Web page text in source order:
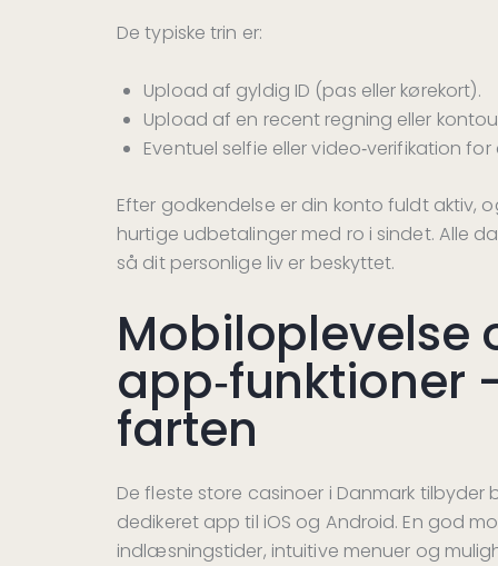
De typiske trin er:
Upload af gyldig ID (pas eller kørekort).
Upload af en recent regning eller
Eventuel selfie eller video‑verifikation for
Efter godkendelse er din konto fuldt aktiv,
hurtige udbetalinger med ro i sindet. Alle
så dit personlige liv er beskyttet.
Mobiloplevelse
app‑funktioner
farten
De fleste store casinoer i Danmark
dedikeret app til iOS og Android. En god
indlæsningstider, intuitive menuer og